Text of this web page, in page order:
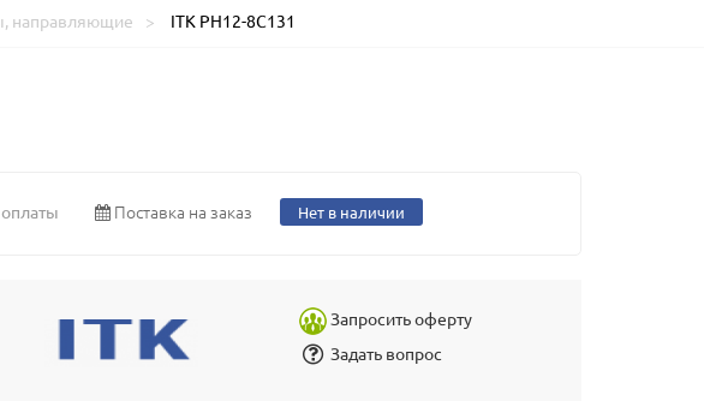
направляющие ITK PH12-8C131
Поставка на заказ Нет в наличии
Запросить оферту
Задать вопрос